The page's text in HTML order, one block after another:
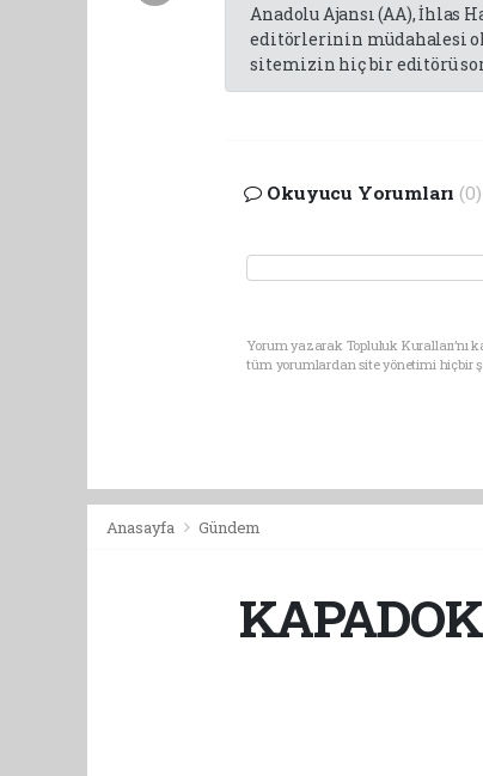
Anadolu Ajansı (AA), İhlas
editörlerinin müdahalesi
sitemizin hiç bir editörü
Okuyucu Yorumları (0)
Yorum yazarak Topluluk Kuralları’nı
tüm yorumlardan site yönetimi hiçbir
Anasayfa Gündem